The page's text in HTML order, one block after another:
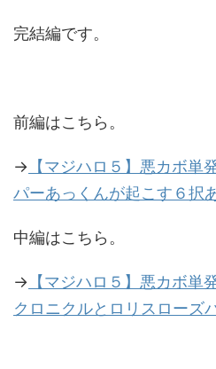
完結編です。
前編はこちら。
→ 【マジハロ５】悪カボ単
パーあっくんが起こす６択
中編はこちら。
→ 【マジハロ５】悪カボ単
クロニクルとロリスローズ